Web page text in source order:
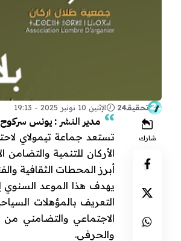
تحقيقـ24 الإثنين 10 نونبر 2025 - 19:13
شارك
مدير النشر : يونس سركوح
تستعد جماعة تيمولاي
أبرز المحطات الثقافية
يهدف هذا الموعد السنوي
التعريف بالمؤهلات
الاجتماعي والتضامني من
والحرفي.